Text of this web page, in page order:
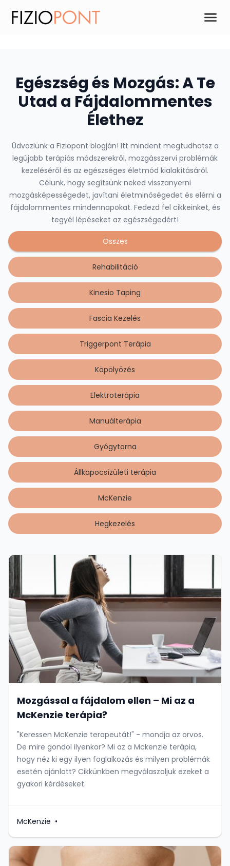
Egészség és Mozgás: A Te
Utad a Fájdalommentes
Élethez
Üdvözlünk a Fiziopont blogján! Itt mindent megtudhatsz a
legújabb terápiás módszerekről, mozgásszervi problémák
kezeléséről és az egészséges életmód kialakításáról.
Célunk, hogy segítsünk neked visszanyerni
mozgásképességedet, javítani életminőségedet és elérni a
fájdalommentes mindennapokat. Fedezd fel cikkeinket, és
tegyél lépéseket az egészségedért!
Összes
Rehabilitáció
Kinesio Taping
Fascia Kezelés
Triggerpont Terápia
Köpölyözés
Elektroterápia
Manuálterápia
Gyógytorna
Állkapocsízületi terápia
McKenzie
Hegkezelés
Mozgással a fájdalom ellen – Mi az a
McKenzie terápia?
"Keressen McKenzie terapeutát!" - mondja az orvos.
De mire gondol ilyenkor? Mi az a Mckenzie terápia,
hogy néz ki egy ilyen foglalkozás és milyen problémák
esetén ajánlott? Cikkünkben megválaszoljuk ezeket a
gyakori kérdéseket.
McKenzie •